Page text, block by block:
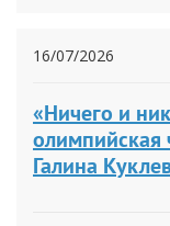
16/07/2026
«Ничего и
олимпийская
Галина